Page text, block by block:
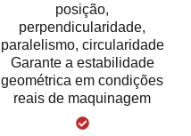
posição,
perpendicularidade,
paralelismo, circularidade
Garante a estabilidade
geométrica em condições
reais de maquinagem